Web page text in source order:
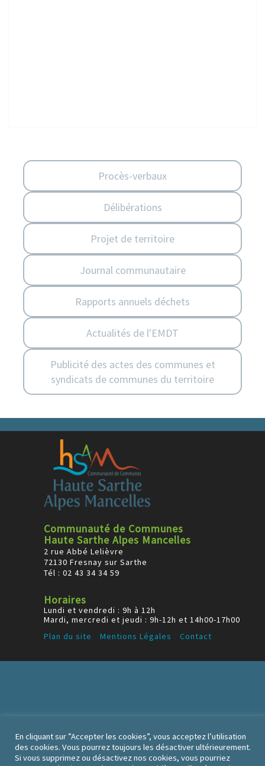
Procès-verbaux
Délibérations
Projet de territoire
Journal communautaire
Rapports annuels déchets
Actualités de l'EMDT
Publicité des actes des communes et
syndicats de communes du territoire
Communauté de Communes
Haute Sarthe Alpes Mancelles
2 rue Abbé Lelièvre
72130 Fresnay sur Sarthe
Tél : 02 43 34 34 59
Horaires
Lundi et vendredi : 9h à 12h
Mardi, mercredi et jeudi : 9h-12h et 14h00-17h00
Plan du site
Mentions Légales Contact
En cliquant sur ”Accepter les cookies”, vous acceptez l’utilisation
des cookies. Vous pourrez toujours les désactiver ultérieurement.
Si vous supprimez ou désactivez nos cookies, vous pourriez